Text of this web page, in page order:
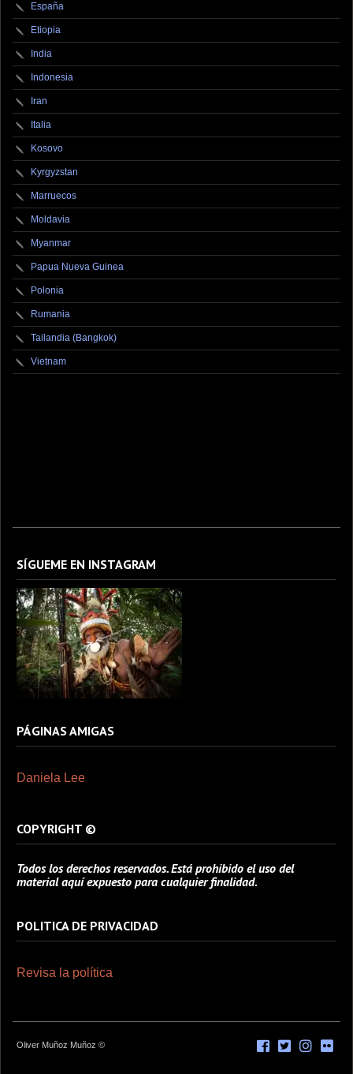
España
Etiopia
India
Indonesia
Iran
Italia
Kosovo
Kyrgyzstan
Marruecos
Moldavia
Myanmar
Papua Nueva Guinea
Polonia
Rumania
Tailandia (Bangkok)
Vietnam
SÍGUEME EN INSTAGRAM
PÁGINAS AMIGAS
Daniela Lee
COPYRIGHT ©
Todos los derechos reservados. Está prohibido el uso del
material aquí expuesto para cualquier finalidad.
POLITICA DE PRIVACIDAD
Revisa la política
Oliver Muñoz Muñoz ©